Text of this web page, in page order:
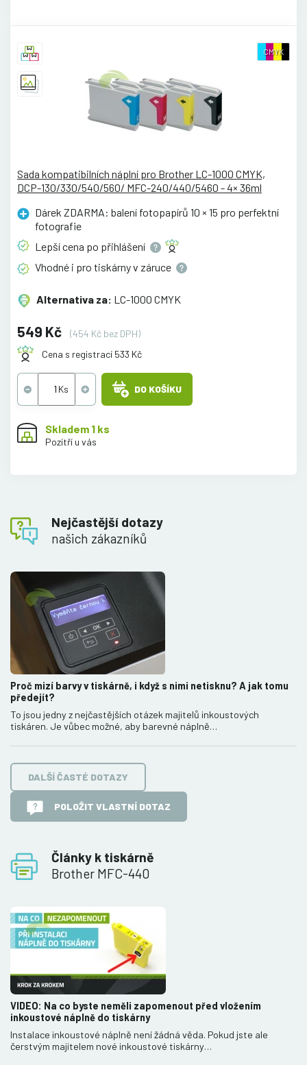
CMYK
Sada kompatibilních náplní pro Brother LC-1000 CMYK,
DCP-130/330/540/560/ MFC-240/440/5460 - 4× 36ml
Dárek ZDARMA: balení fotopapírů 10 × 15 pro perfektní
fotografie
Lepší cena po přihlášení
Vhodné i pro tiskárny v záruce
Alternativa za: LC-1000 CMYK
549 Kč
(454 Kč bez DPH)
Cena s registrací 533 Kč
DO KOŠÍKU
Skladem 1 ks
Pozítří u vás
Nejčastější dotazy
našich zákazníků
Články k tiskárně
Brother MFC-440
Proč mizí barvy v tiskárně, i když s nimi netisknu? A jak tomu
předejít?
To jsou jedny z nejčastějších otázek majitelů inkoustových
tiskáren. Je vůbec možné, aby barevné náplně…
DALŠÍ ČASTÉ DOTAZY
POLOŽIT VLASTNÍ DOTAZ
VIDEO: Na co byste neměli zapomenout před vložením
inkoustové náplně do tiskárny
Instalace inkoustové náplně není žádná věda. Pokud jste ale
čerstvým majitelem nové inkoustové tiskárny…